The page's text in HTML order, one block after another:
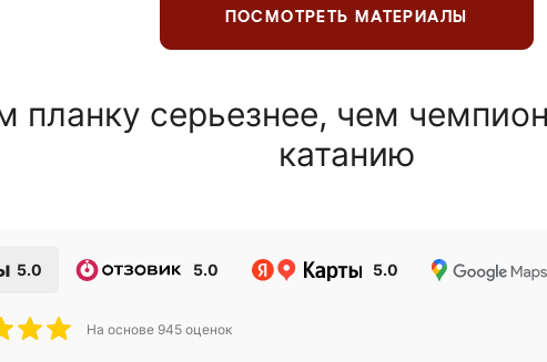
ПОСМОТРЕТЬ МАТЕРИАЛЫ
планку серьезнее, чем
катанию
5.0 5.0 5.0
На основе 945 оценок